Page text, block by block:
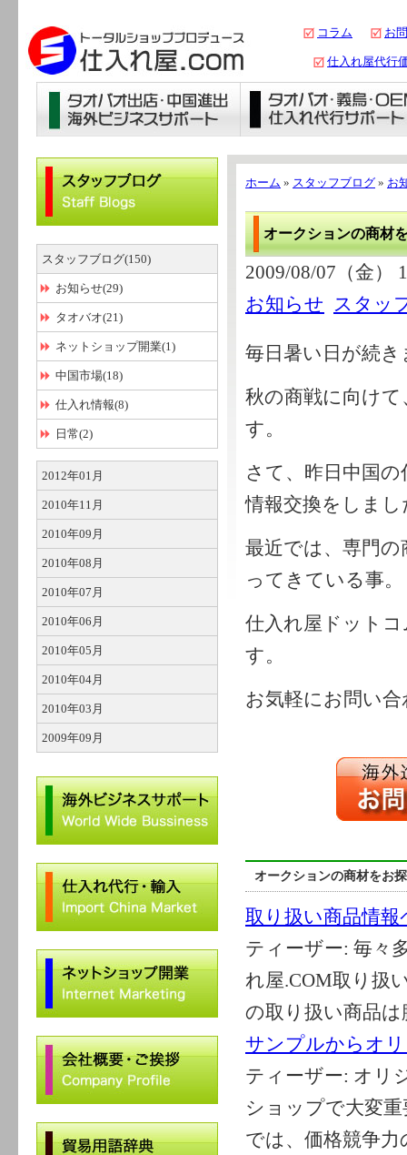
お
コラム
仕入れ屋代行
ホーム » スタッフブログ » お
オークションの商材
2009/08/07（金）
お知らせ
スタッ
毎日暑い日が続
秋の商戦に向け
す。
さて、昨日中国
情報交換をしまし
最近では、専門
ってきている事。
仕入れ屋ドット
す。
お気軽にお問い
オークションの商材をお
取り扱い商品情
ティーザー: 毎々
れ屋.COM取り扱
の取り扱い商品
サンプルからオ
ティーザー: オリ
ショップで大変
では、価格競争
スタッフブログ(150)
お知らせ(29)
タオバオ(21)
ネットショップ開業(1)
中国市場(18)
仕入れ情報(8)
日常(2)
2012年01月
2010年11月
2010年09月
2010年08月
2010年07月
2010年06月
2010年05月
2010年04月
2010年03月
2009年09月